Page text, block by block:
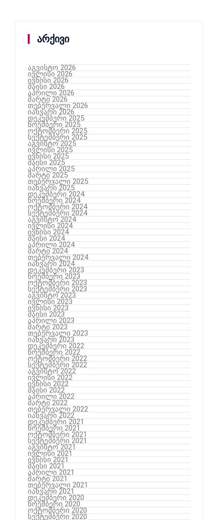
არქივი
აგვისტო 2026
ივლისი 2026
ივნისი 2026
მაისი 2026
აპრილი 2026
მარტი 2026
თებერვალი 2026
იანვარი 2026
დეკემბერი 2025
ნოემბერი 2025
ოქტომბერი 2025
სექტემბერი 2025
აგვისტო 2025
ივლისი 2025
ივნისი 2025
მაისი 2025
აპრილი 2025
მარტი 2025
თებერვალი 2025
იანვარი 2025
დეკემბერი 2024
ნოემბერი 2024
ოქტომბერი 2024
სექტემბერი 2024
აგვისტო 2024
ივლისი 2024
ივნისი 2024
მაისი 2024
აპრილი 2024
მარტი 2024
თებერვალი 2024
იანვარი 2024
დეკემბერი 2023
ნოემბერი 2023
ოქტომბერი 2023
სექტემბერი 2023
აგვისტო 2023
ივლისი 2023
ივნისი 2023
მაისი 2023
აპრილი 2023
მარტი 2023
თებერვალი 2023
იანვარი 2023
დეკემბერი 2022
ნოემბერი 2022
ოქტომბერი 2022
სექტემბერი 2022
აგვისტო 2022
ივლისი 2022
ივნისი 2022
მაისი 2022
აპრილი 2022
მარტი 2022
თებერვალი 2022
იანვარი 2022
დეკემბერი 2021
ნოემბერი 2021
ოქტომბერი 2021
სექტემბერი 2021
აგვისტო 2021
ივლისი 2021
ივნისი 2021
მაისი 2021
აპრილი 2021
მარტი 2021
თებერვალი 2021
იანვარი 2021
დეკემბერი 2020
ნოემბერი 2020
ოქტომბერი 2020
სექტემბერი 2020